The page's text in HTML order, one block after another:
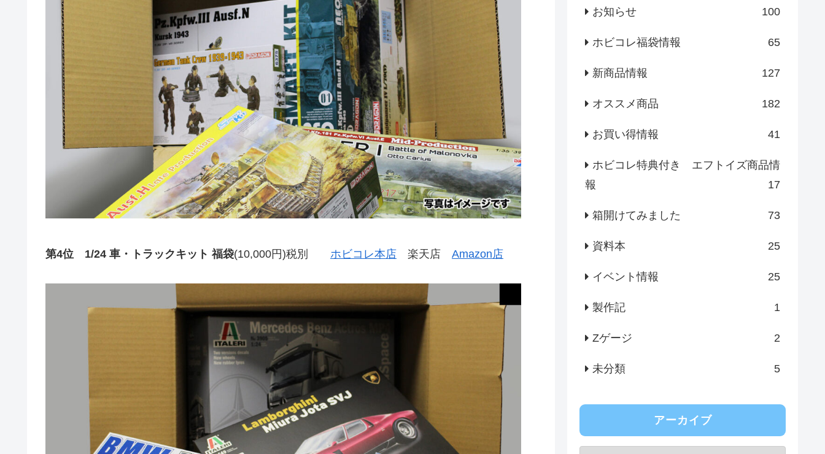
第4位 1/24 車・トラックキット 福袋(10,000円)税別 ホビコレ本店 楽天店 Amazon店
お知らせ 100
ホビコレ福袋情報 65
新商品情報 127
オススメ商品 182
お買い得情報 41
ホビコレ特典付き エフトイズ商品情
報
17
箱開けてみました 73
資料本 25
イベント情報 25
製作記 1
Zゲージ 2
未分類 5
アーカイブ